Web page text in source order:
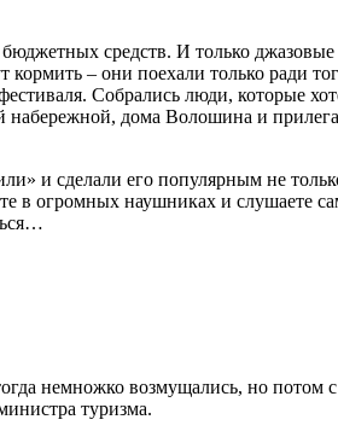
средств. И только
кормить – они поехали только ради
Собрались люди, которые
набережной, дома Волошина и
и сделали его популярным не
в огромных наушниках и слушаете
немножко возмущались, но потом
туризма.